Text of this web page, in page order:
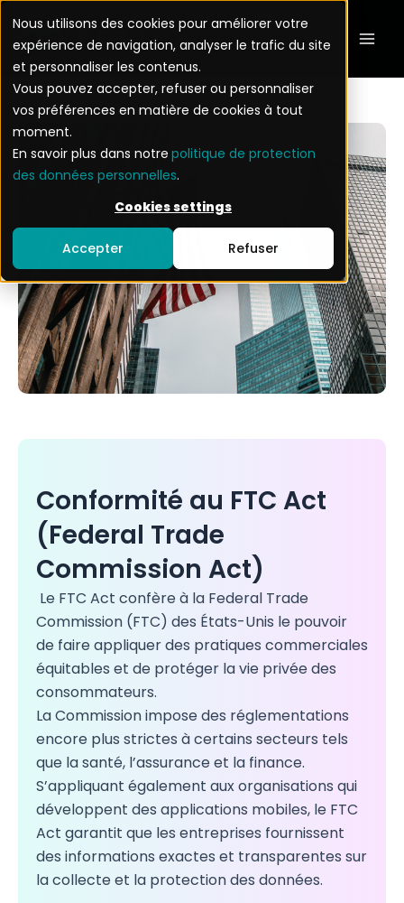
Nous utilisons des cookies pour améliorer votre
expérience de navigation, analyser le trafic du site
et personnaliser les contenus.
Vous pouvez accepter, refuser ou personnaliser
vos préférences en matière de cookies à tout
moment.
En savoir plus dans notre politique de protection
des données personnelles.
Cookies settings
Accepter Refuser
au
contenu
Conformité au FTC Act
(Federal Trade
Commission Act)
Le FTC Act confère à la Federal Trade
Commission (FTC) des États-Unis le pouvoir
de faire appliquer des pratiques commerciales
équitables et de protéger la vie privée des
consommateurs.
La Commission impose des réglementations
encore plus strictes à certains secteurs tels
que la santé, l’assurance et la finance.
S’appliquant également aux organisations qui
développent des applications mobiles, le FTC
Act garantit que les entreprises fournissent
des informations exactes et transparentes sur
la collecte et la protection des données.